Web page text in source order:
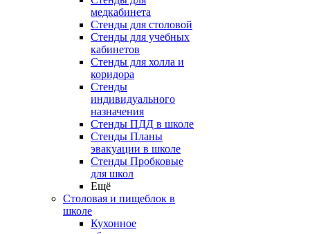
медкабинета
Стенды для столовой
Стенды для учебных
кабинетов
Стенды для холла и
коридора
Стенды
индивидуального
назначения
Стенды ПДД в школе
Стенды Планы
эвакуации в школе
Стенды Пробковые
для школ
Ещё
Столовая и пищеблок в
школе
Кухонное